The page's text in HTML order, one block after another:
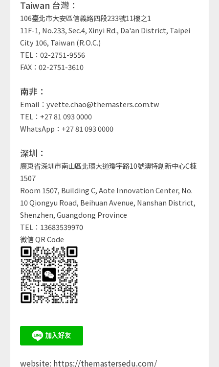
Taiwan 台灣：
106臺北市大安區信義路四段233號11樓之1
11F-1, No.233, Sec.4, Xinyi Rd., Da'an District, Taipei
City 106, Taiwan (R.O.C.)
TEL：02-2751-9556
FAX：02-2751-3610
南非：
Email：yvette.chao@themasters.com.tw
TEL：+27 81 093 0000
WhatsApp：+27 81 093 0000
深圳：
廣東省深圳市南山區北環大道瓊宇路10號澳特創新中心C棟
1507
Room 1507, Building C, Aote Innovation Center, No.
10 Qiongyu Road, Beihuan Avenue, Nanshan District,
Shenzhen, Guangdong Province
TEL：13683539970
微信 QR Code
website: https://themastersedu.com/